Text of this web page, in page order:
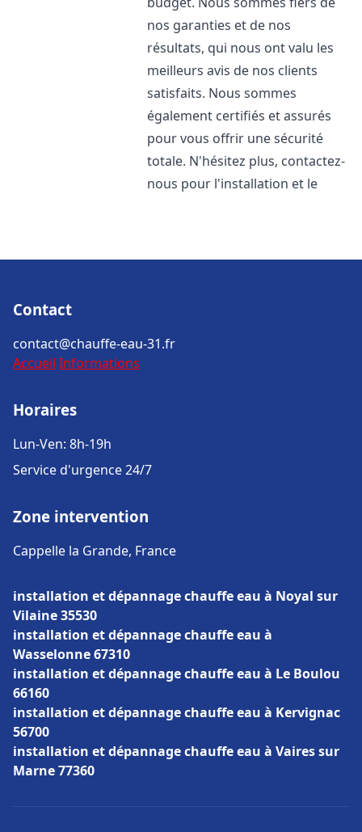
nos garanties et de nos
résultats, qui nous ont valu les
meilleurs avis de nos clients
satisfaits. Nous sommes
également certifiés et assurés
pour vous offrir une sécurité
totale. N'hésitez plus, contactez-
nous pour l'installation et le
Contact
contact@chauffe-eau-31.fr
Accueil Informations
Horaires
Lun-Ven: 8h-19h
Service d'urgence 24/7
Zone intervention
Cappelle la Grande, France
installation et dépannage chauffe eau à Noyal sur
Vilaine 35530
installation et dépannage chauffe eau à
Wasselonne 67310
installation et dépannage chauffe eau à Le Boulou
66160
installation et dépannage chauffe eau à Kervignac
56700
installation et dépannage chauffe eau à Vaires sur
Marne 77360